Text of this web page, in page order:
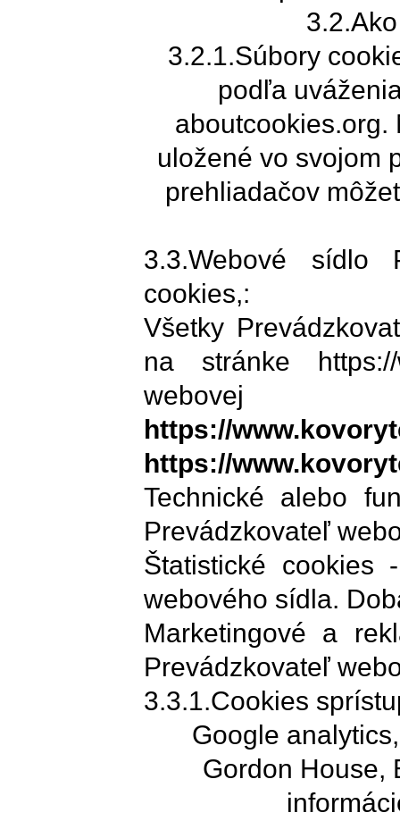
3.2.1.Súbory
podľa
aboutcookies.org.
uložené vo svojom
prehliadačov
3.3.Webové sídlo
cookies,:
Všetky
na stránke
webovej
https://www.
https://www.
Technické alebo
Prevádzkovateľ
Štatistické cookies
webového sídla.
Marketingové a
Prevádzkovateľ
3.3.1.Cookies
Google
Gordon House,